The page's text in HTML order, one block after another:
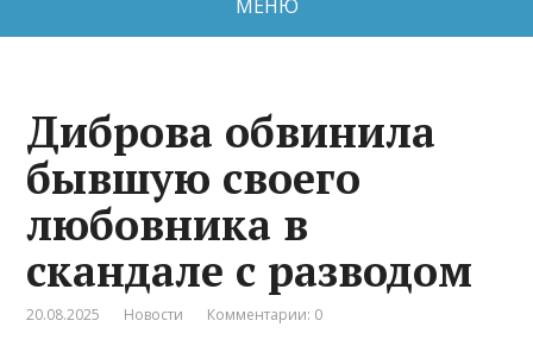
МЕНЮ
Диброва обвинила
бывшую своего
любовника в
скандале с разводом
20.08.2025 Новости Комментарии: 0